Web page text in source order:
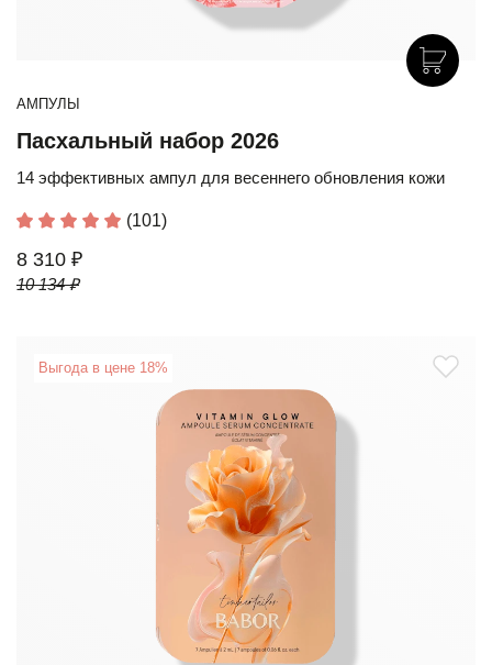
АМПУЛЫ
Пасхальный набор 2026
14 эффективных ампул для весеннего обновления кожи
(101)
8 310 ₽
10 134 ₽
Выгода в цене 18%